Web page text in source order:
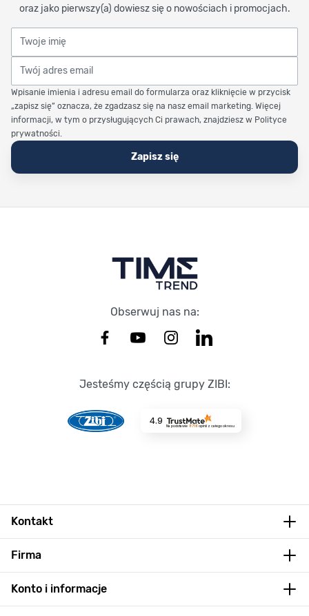
oraz jako pierwszy(a) dowiesz się o nowościach i promocjach.
Twoje imię
Twój adres email
Wpisanie imienia i adresu email do formularza oraz kliknięcie w przycisk
„zapisz się” oznacza, że zgadzasz się na nasz email marketing. Więcej
informacji, w tym o przysługujących Ci prawach, znajdziesz w Polityce
prywatności.
Zapisz się
Obserwuj nas na:
Jesteśmy częścią grupy ZIBI:
4.9
Na podstawie 8716opinii z całego okresu
Kontakt
Firma
Konto i informacje